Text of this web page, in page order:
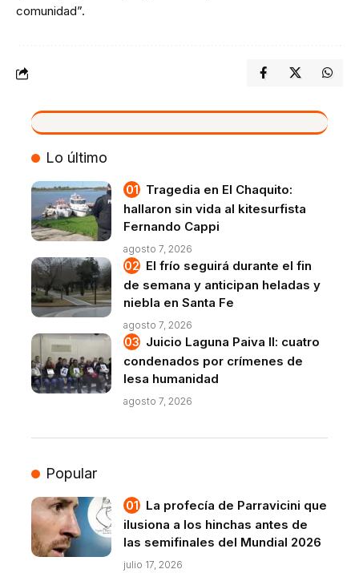
comunidad”.
VIVO
Lo último
Tragedia en El Chaquito:
hallaron sin vida al kitesurfista
Fernando Cappi
agosto 7, 2026
El frío seguirá durante el fin
de semana y anticipan heladas y
niebla en Santa Fe
agosto 7, 2026
Juicio Laguna Paiva II: cuatro
condenados por crímenes de
lesa humanidad
agosto 7, 2026
Popular
La profecía de Parravicini que
ilusiona a los hinchas antes de
las semifinales del Mundial 2026
julio 17, 2026